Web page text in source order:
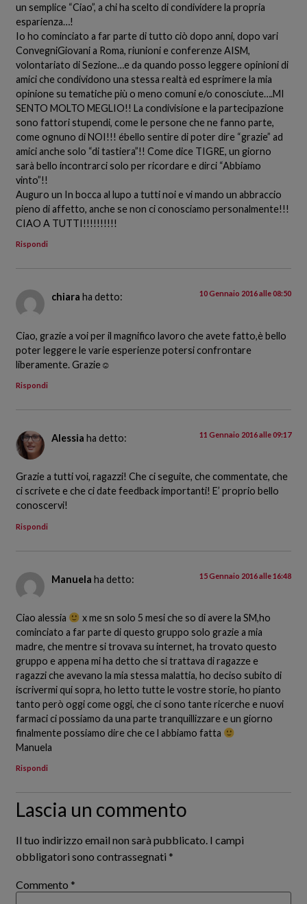
un semplice “Ciao”, a chi ha scelto di condividere la propria
esparienza…!
Io ho cominciato a far parte di tutto ciò dopo anni, dopo vari
ConvegniGiovani a Roma, riunioni e conferenze AISM,
volontariato di Sezione…e da quando posso leggere opinioni di
amici che condividono una stessa realtà ed esprimere la mia
opinione su tematiche più o meno comuni e/o conosciute….MI
SENTO MOLTO MEGLIO!! La condivisione e la partecipazione
sono fattori stupendi, come le persone che ne fanno parte,
come ognuno di NOI!!! ébello sentire di poter dire “grazie” ad
amici anche solo “di tastiera”!! Come dice TIGRE, un giorno
sarà bello incontrarci solo per ricordare e dirci “Abbiamo
vinto”!!
Auguro un In bocca al lupo a tutti noi e vi mando un abbraccio
pieno di affetto, anche se non ci conosciamo personalmente!!!
CIAO A TUTTI!!!!!!!!!!
Rispondi
chiara ha detto: 10 Gennaio 2016 alle 08:50
Ciao, grazie a voi per il magnifico lavoro che avete fatto,è bello
poter leggere le varie esperienze potersi confrontare
liberamente. Grazie☺
Rispondi
Alessia ha detto: 11 Gennaio 2016 alle 09:17
Grazie a tutti voi, ragazzi! Che ci seguite, che commentate, che
ci scrivete e che ci date feedback importanti! E’ proprio bello
conoscervi!
Rispondi
Manuela ha detto: 15 Gennaio 2016 alle 16:48
Ciao alessia
x me sn solo 5 mesi che so di avere la SM,ho
cominciato a far parte di questo gruppo solo grazie a mia
madre, che mentre si trovava su internet, ha trovato questo
gruppo e appena mi ha detto che si trattava di ragazze e
ragazzi che avevano la mia stessa malattia, ho deciso subito di
iscrivermi qui sopra, ho letto tutte le vostre storie, ho pianto
tanto però oggi come oggi, che ci sono tante ricerche e nuovi
farmaci ci possiamo da una parte tranquillizzare e un giorno
finalmente possiamo dire che ce l abbiamo fatta
Manuela
Rispondi
Lascia un commento
Il tuo indirizzo email non sarà pubblicato. I campi
obbligatori sono contrassegnati *
Commento *